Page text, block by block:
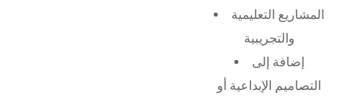
المشاريع التعليمية
والتجريبية
إضافة إلى
التصاميم الإبداعية أو